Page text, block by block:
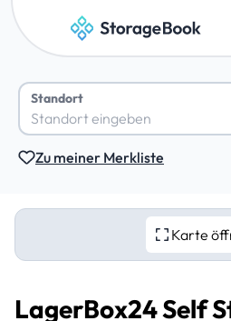
Standort
Zu meiner Merkliste
Karte
LagerBox24 Self